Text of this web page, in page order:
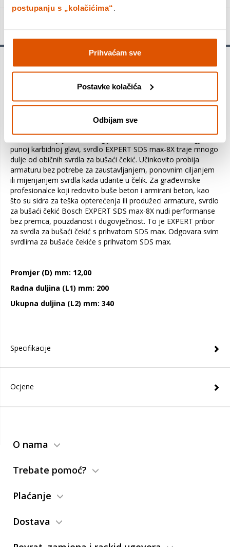
postupanju s „kolačićima“.
Prihvaćam sve
Postavke kolačića
Odbijam sve
Traje do 3 puta dulje od svrdla Bosch SDS max-4 - Bušenje
svrdlima za bušaći čekić. Čak se i svrdla s četiri rezna vrha brzo
troše, što rezultira zastojima zbog izmjene pribora i
dohvaćanja zaliha. Puna karbidna glava na svrdlu EXPERT SDS
max-8X naprednog dizajna s četiri rezna ruba izrađena je od
punoj karbidnoj glavi, svrdlo EXPERT SDS max-8X traje mnogo
dulje od običnih svrdla za bušaći čekić. Učinkovito probija
armaturu bez potrebe za zaustavljanjem, ponovnim ciljanjem
ili mijenjanjem svrdla kada udarite u čelik. Za građevinske
profesionalce koji redovito buše beton i armirani beton, kao
što su sidra za teška opterećenja ili produžeci armature, svrdlo
za bušaći čekić Bosch EXPERT SDS max-8X nudi performanse
bez premca, pouzdanost i dugovječnost. To je EXPERT pribor
za svrdla za bušaći čekić s prihvatom SDS max. Odgovara svim
svrdlima za bušaće čekiće s prihvatom SDS max.
Promjer (D) mm: 12,00
Radna duljina (L1) mm: 200
Ukupna duljina (L2) mm: 340
Specifikacije
Ocjene
O nama
Trebate pomoć?
Plaćanje
Dostava